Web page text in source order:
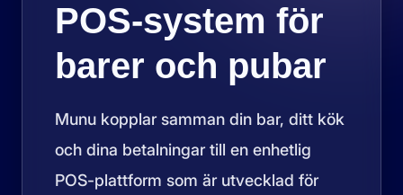
POS-system för
barer och pubar
Munu kopplar samman din bar, ditt kök
och dina betalningar till en enhetlig
POS-plattform som är utvecklad för